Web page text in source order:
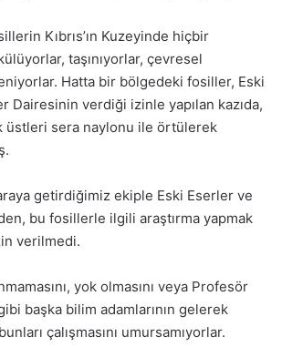
Kıbrıs’ın Kuzeyinde hiçbir
taşınıyorlar, çevresel
Hatta bir bölgedeki fosiller, Eski
Dairesinin verdiği izinle yapılan kazıda,
üstleri sera naylonu ile örtülerek
getirdiğimiz ekiple Eski Eserler ve
bu fosillerle ilgili araştırma yapmak
verilmedi.
yok olmasını veya Profesör
başka bilim adamlarının gelerek
çalışmasını umursamıyorlar.